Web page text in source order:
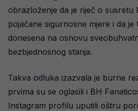
obrazloženje da je riječ o susretu
pojačane sigurnosne mjere i da je
donesena na osnovu
bezbjednosnog stanja.
Takva odluka izazvala je burne
prvima su se oglasili i BH
Instagram profilu uputili oštru